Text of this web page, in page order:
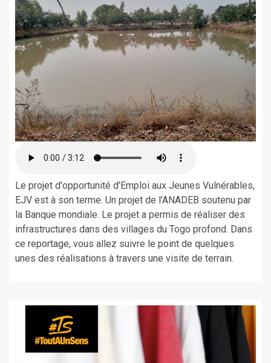
Le projet d'opportunité d'Emploi aux Jeunes Vulnérables,
EJV est à son terme. Un projet de l'ANADEB soutenu par
la Banque mondiale. Le projet a permis de réaliser des
infrastructures dans des villages du Togo profond. Dans
ce reportage, vous allez suivre le point de quelques
unes des réalisations à travers une visite de terrain.